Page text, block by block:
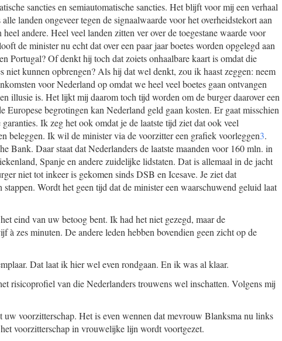
sancties en semiautomatische sancties. Het blijft voor mij een verhaal
landen ongeveer tegen de signaalwaarde voor het overheidstekort aan
andere. Heel veel landen zitten ver over de toegestane waarde voor
de minister nu echt dat over een paar jaar boetes worden opgelegd aan
Portugal? Of denkt hij toch dat zoiets onhaalbare kaart is omdat die
niet kunnen opbrengen? Als hij dat wel denkt, zou ik haast zeggen: neem
voor Nederland op omdat we heel veel boetes gaan ontvangen
illusie is. Het lijkt mij daarom toch tijd worden om de burger daarover een
Europese begrotingen kan Nederland geld gaan kosten. Er gaat misschien
Ik zeg het ook omdat je de laatste tijd ziet dat ook veel
beleggen. Ik wil de minister via de voorzitter een grafiek voorleggen3.
Bank. Daar staat dat Nederlanders de laatste maanden voor 160 mln. in
Spanje en andere zuidelijke lidstaten. Dat is allemaal in de jacht
niet tot inkeer is gekomen sinds DSB en Icesave. Je ziet dat
Wordt het geen tijd dat de minister een waarschuwend geluid laat
eind van uw betoog bent. Ik had het niet gezegd, maar de
à zes minuten. De andere leden hebben bovendien geen zicht op de
Dat laat ik hier wel even rondgaan. En ik was al klaar.
risicoprofiel van die Nederlanders trouwens wel inschatten. Volgens mij
voorzitterschap. Het is even wennen dat mevrouw Blanksma nu links
voorzitterschap in vrouwelijke lijn wordt voortgezet.